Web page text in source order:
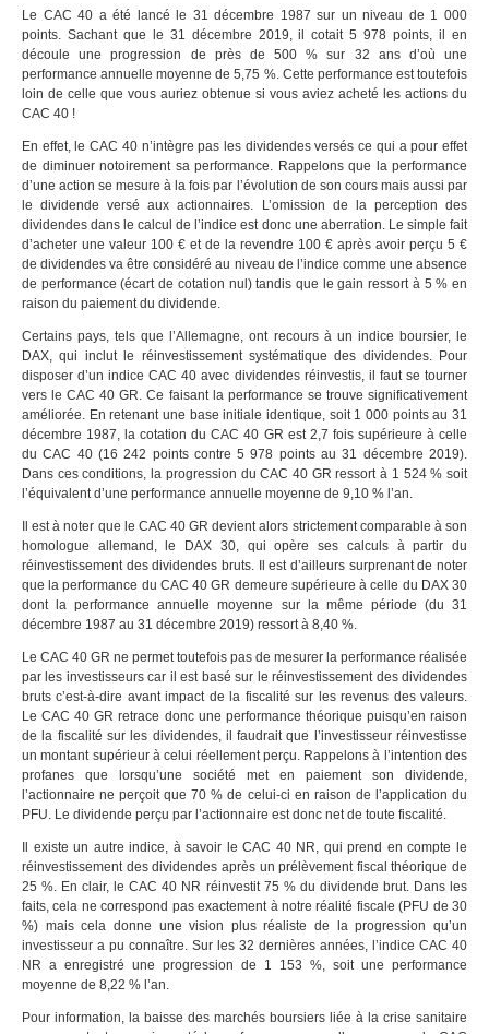
Le CAC 40 a été lancé le 31 décembre 1987 sur un niveau de 1 000
points. Sachant que le 31 décembre 2019, il cotait 5 978 points, il en
découle une progression de près de 500 % sur 32 ans d’où une
performance annuelle moyenne de 5,75 %. Cette performance est toutefois
loin de celle que vous auriez obtenue si vous aviez acheté les actions du
CAC 40 !
En effet, le CAC 40 n’intègre pas les dividendes versés ce qui a pour effet
de diminuer notoirement sa performance. Rappelons que la performance
d’une action se mesure à la fois par l’évolution de son cours mais aussi par
le dividende versé aux actionnaires. L’omission de la perception des
dividendes dans le calcul de l’indice est donc une aberration. Le simple fait
d’acheter une valeur 100 € et de la revendre 100 € après avoir perçu 5 €
de dividendes va être considéré au niveau de l’indice comme une absence
de performance (écart de cotation nul) tandis que le gain ressort à 5 % en
raison du paiement du dividende.
Certains pays, tels que l’Allemagne, ont recours à un indice boursier, le
DAX, qui inclut le réinvestissement systématique des dividendes. Pour
disposer d’un indice CAC 40 avec dividendes réinvestis, il faut se tourner
vers le CAC 40 GR. Ce faisant la performance se trouve significativement
améliorée. En retenant une base initiale identique, soit 1 000 points au 31
décembre 1987, la cotation du CAC 40 GR est 2,7 fois supérieure à celle
du CAC 40 (16 242 points contre 5 978 points au 31 décembre 2019).
Dans ces conditions, la progression du CAC 40 GR ressort à 1 524 % soit
l’équivalent d’une performance annuelle moyenne de 9,10 % l’an.
Il est à noter que le CAC 40 GR devient alors strictement comparable à son
homologue allemand, le DAX 30, qui opère ses calculs à partir du
réinvestissement des dividendes bruts. Il est d’ailleurs surprenant de noter
que la performance du CAC 40 GR demeure supérieure à celle du DAX 30
dont la performance annuelle moyenne sur la même période (du 31
décembre 1987 au 31 décembre 2019) ressort à 8,40 %.
Le CAC 40 GR ne permet toutefois pas de mesurer la performance réalisée
par les investisseurs car il est basé sur le réinvestissement des dividendes
bruts c’est-à-dire avant impact de la fiscalité sur les revenus des valeurs.
Le CAC 40 GR retrace donc une performance théorique puisqu’en raison
de la fiscalité sur les dividendes, il faudrait que l’investisseur réinvestisse
un montant supérieur à celui réellement perçu. Rappelons à l’intention des
profanes que lorsqu’une société met en paiement son dividende,
l’actionnaire ne perçoit que 70 % de celui-ci en raison de l’application du
PFU. Le dividende perçu par l’actionnaire est donc net de toute fiscalité.
Il existe un autre indice, à savoir le CAC 40 NR, qui prend en compte le
réinvestissement des dividendes après un prélèvement fiscal théorique de
25 %. En clair, le CAC 40 NR réinvestit 75 % du dividende brut. Dans les
faits, cela ne correspond pas exactement à notre réalité fiscale (PFU de 30
%) mais cela donne une vision plus réaliste de la progression qu’un
investisseur a pu connaître. Sur les 32 dernières années, l’indice CAC 40
NR a enregistré une progression de 1 153 %, soit une performance
moyenne de 8,22 % l’an.
Pour information, la baisse des marchés boursiers liée à la crise sanitaire